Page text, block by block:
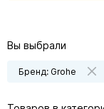
Вы выбрали
Бренд: Grohe